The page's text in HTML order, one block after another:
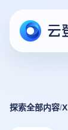
探索全部内容/X